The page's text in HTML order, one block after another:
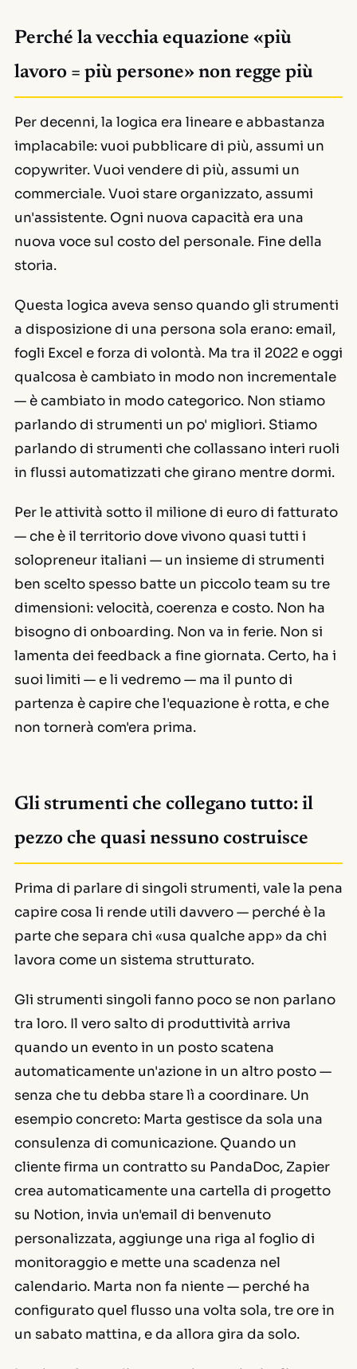
Perché la vecchia equazione «più
lavoro = più persone» non regge più
Per decenni, la logica era lineare e abbastanza
implacabile: vuoi pubblicare di più, assumi un
copywriter. Vuoi vendere di più, assumi un
commerciale. Vuoi stare organizzato, assumi
un'assistente. Ogni nuova capacità era una
nuova voce sul costo del personale. Fine della
storia.
Questa logica aveva senso quando gli strumenti
a disposizione di una persona sola erano: email,
fogli Excel e forza di volontà. Ma tra il 2022 e oggi
qualcosa è cambiato in modo non incrementale
— è cambiato in modo categorico. Non stiamo
parlando di strumenti un po' migliori. Stiamo
parlando di strumenti che collassano interi ruoli
in flussi automatizzati che girano mentre dormi.
Per le attività sotto il milione di euro di fatturato
— che è il territorio dove vivono quasi tutti i
solopreneur italiani — un insieme di strumenti
ben scelto spesso batte un piccolo team su tre
dimensioni: velocità, coerenza e costo. Non ha
bisogno di onboarding. Non va in ferie. Non si
lamenta dei feedback a fine giornata. Certo, ha i
suoi limiti — e li vedremo — ma il punto di
partenza è capire che l'equazione è rotta, e che
non tornerà com'era prima.
Gli strumenti che collegano tutto: il
pezzo che quasi nessuno costruisce
Prima di parlare di singoli strumenti, vale la pena
capire cosa li rende utili davvero — perché è la
parte che separa chi «usa qualche app» da chi
lavora come un sistema strutturato.
Gli strumenti singoli fanno poco se non parlano
tra loro. Il vero salto di produttività arriva
quando un evento in un posto scatena
automaticamente un'azione in un altro posto —
senza che tu debba stare lì a coordinare. Un
esempio concreto: Marta gestisce da sola una
consulenza di comunicazione. Quando un
cliente firma un contratto su PandaDoc, Zapier
crea automaticamente una cartella di progetto
su Notion, invia un'email di benvenuto
personalizzata, aggiunge una riga al foglio di
monitoraggio e mette una scadenza nel
calendario. Marta non fa niente — perché ha
configurato quel flusso una volta sola, tre ore in
un sabato mattina, e da allora gira da solo.